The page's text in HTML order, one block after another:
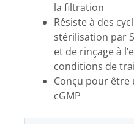
la filtration
Résiste à des
stérilisation par
et de rinçage à
conditions de
Conçu pour
cGMP